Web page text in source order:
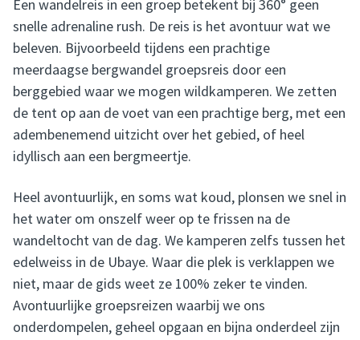
Een wandelreis in een groep betekent bij 360° geen
snelle adrenaline rush. De reis is het avontuur wat we
beleven. Bijvoorbeeld tijdens een prachtige
meerdaagse bergwandel groepsreis door een
berggebied waar we mogen wildkamperen. We zetten
de tent op aan de voet van een prachtige berg, met een
adembenemend uitzicht over het gebied, of heel
idyllisch aan een bergmeertje.
Heel avontuurlijk, en soms wat koud, plonsen we snel in
het water om onszelf weer op te frissen na de
wandeltocht van de dag. We kamperen zelfs tussen het
edelweiss in de Ubaye. Waar die plek is verklappen we
niet, maar de gids weet ze 100% zeker te vinden.
Avontuurlijke groepsreizen waarbij we ons
onderdompelen, geheel opgaan en bijna onderdeel zijn